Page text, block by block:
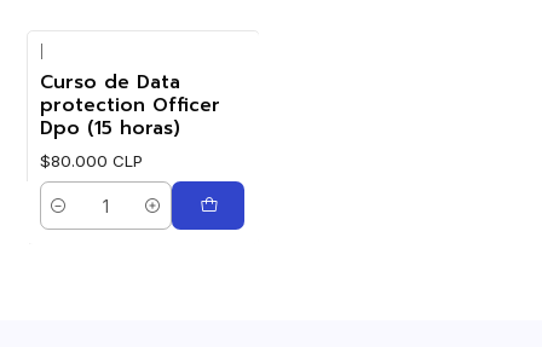
Curso de Data
protection Officer
Dpo (15 horas)
$80.000 CLP
Cantidad